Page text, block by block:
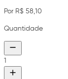
Por R$ 58,10
Quantidade
1